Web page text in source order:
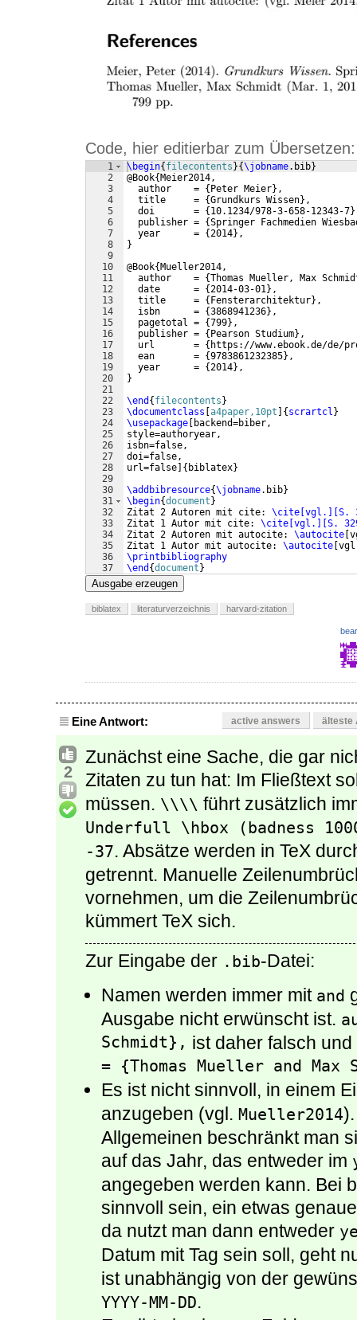
Code, hier editierbar zum Übersetzen:
1
2
3
4
5
6
7
8
9
10
11
12
13
14
15
16
17
18
19
20
21
22
23
24
25
26
27
28
29
30
31
32
33
34
35
36
37
\begin{filecontents}{\jobname.bib}
@Book{Meier2014,
  author    =
{Peter Meier} ,
  title     =
{Grundkurs Wissen} ,
  doi       =
{10.1234/978-3-658-12343-7}
  publisher =
{Springer Fachmedien
  year      =
{2014} ,
}
@Book{Mueller2014,
  author    =
{Thomas Mueller, Max
  date      =
{2014-03-01 } ,
  title     =
{Fensterarchitektur} ,
  isbn      =
{3868941236} ,
  pagetotal =
{799} ,
  publisher =
{Pearson Studium} ,
  url       =
{ https://www.ebook.de/de/
  ean       =
{9783861232385} ,
  year      =
{2014} ,
}
\end {filecontents}
\documentclass [a4paper,10pt ] {scrartcl }
\usepackage [ backend=biber,
style=authoryear,
isbn=false,
doi=false,
url=false] { biblatex}
\addbibresource{\jobname.bib}
\begin{document}
Zitat 2 Autoren mit cite: \cite[vgl.][S.
Zitat 1 Autor mit cite: \cite[vgl.][S.
Zitat 2 Autoren mit autocite: \autocite [
Zitat 1 Autor mit autocite: \autocite [
\printbibliography
\end {document}
Ausgabe erzeugen
biblatex literaturverzeichnis harvard-zitation
Eine Antwort: active answers älteste
2
Zunächst eine Sache, die gar
Zitaten zu tun hat: Im Fließtext
müssen. \\\\ führt zusätzlich
Underfull \hbox (badness
-37. Absätze werden in TeX
getrennt. Manuelle
vornehmen, um die
kümmert TeX sich.
Zur Eingabe der .bib-Datei:
Namen werden immer mit and
Ausgabe nicht erwünscht ist.
Schmidt}, ist daher falsch
= {Thomas Mueller and Max
Es ist nicht sinnvoll, in einem
anzugeben (vgl. Mueller2014
Allgemeinen beschränkt man
auf das Jahr, das entweder im
angegeben werden kann. Bei
sinnvoll sein, ein etwas
da nutzt man dann entweder
Datum mit Tag sein soll, geht
ist unabhängig von der
YYYY-MM-DD.